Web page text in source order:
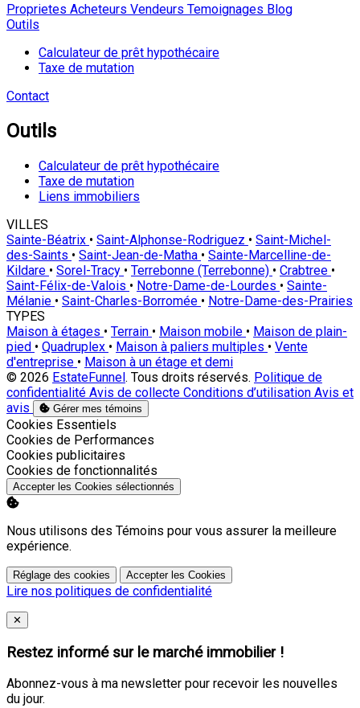
Proprietes Acheteurs Vendeurs Temoignages Blog
Outils
Calculateur de prêt hypothécaire
Taxe de mutation
Contact
Outils
Calculateur de prêt hypothécaire
Taxe de mutation
Liens immobiliers
VILLES
Sainte-Béatrix • Saint-Alphonse-Rodriguez • Saint-Michel-
des-Saints • Saint-Jean-de-Matha • Sainte-Marcelline-de-
Kildare • Sorel-Tracy • Terrebonne (Terrebonne) • Crabtree •
Saint-Félix-de-Valois • Notre-Dame-de-Lourdes • Sainte-
Mélanie • Saint-Charles-Borromée • Notre-Dame-des-Prairies
TYPES
Maison à étages • Terrain • Maison mobile • Maison de plain-
pied • Quadruplex • Maison à paliers multiples • Vente
d'entreprise • Maison à un étage et demi
© 2026 EstateFunnel. Tous droits réservés. Politique de
confidentialité Avis de collecte Conditions d’utilisation Avis et
avis
Gérer mes témoins
Activer
Cookies Essentiels
Activer
Cookies de Performances
Activer
Cookies publicitaires
Activer
Cookies de fonctionnalités
Accepter les Cookies sélectionnés
Nous utilisons des Témoins pour vous assurer la meilleure
expérience.
Réglage des cookies Accepter les Cookies
Lire nos politiques de confidentialité
Close
✕
Restez informé sur le marché immobilier !
Abonnez-vous à ma newsletter pour recevoir les nouvelles
du jour.